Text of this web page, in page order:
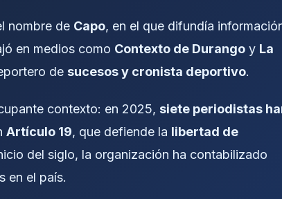
nombre de Capo, en el que difundía
en medios como Contexto de Durango y La
de sucesos y cronista deportivo.
contexto: en 2025, siete periodistas
Artículo 19, que defiende la libertad de
del siglo, la organización ha contabilizado
en el país.